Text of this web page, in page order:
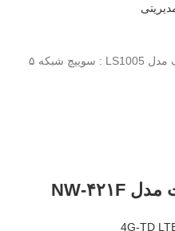
معرفی سوییچ شبکه ۵ پورت تی پی لینک مدل LS1005 : سوییچ شبکه ۵